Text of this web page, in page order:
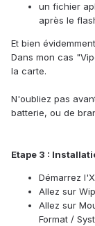
un fichier
après le
Et bien
Dans mon cas
la carte.
N'oubliez pas
batterie, ou de
Etape 3 :
Démarrez
Allez sur
Allez sur
Format /